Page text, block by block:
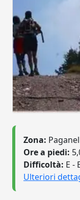
Zona:
Ore a piedi:
Difficoltà: E -
Ulteriori